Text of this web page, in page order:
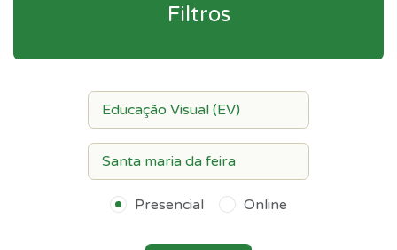
Filtros
Presencial Online